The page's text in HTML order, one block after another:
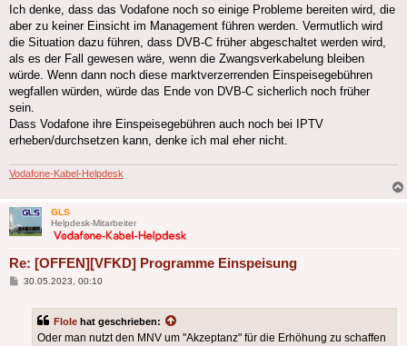
Ich denke, dass das Vodafone noch so einige Probleme bereiten wird, die
aber zu keiner Einsicht im Management führen werden. Vermutlich wird
die Situation dazu führen, dass DVB-C früher abgeschaltet werden wird,
als es der Fall gewesen wäre, wenn die Zwangsverkabelung bleiben
würde. Wenn dann noch diese marktverzerrenden Einspeisegebühren
wegfallen würden, würde das Ende von DVB-C sicherlich noch früher
sein.
Dass Vodafone ihre Einspeisegebühren auch noch bei IPTV
erheben/durchsetzen kann, denke ich mal eher nicht.
Vodafone-Kabel-Helpdesk
GLS
Helpdesk-Mitarbeiter
Re: [OFFEN][VFKD] Programme Einspeisung
Beitrag
30.05.2023, 00:10
Flole hat geschrieben:
Oder man nutzt den MNV um "Akzeptanz" für die Erhöhung zu schaffen